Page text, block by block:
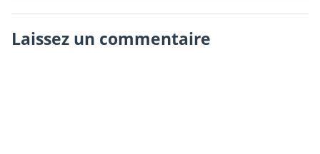
Laissez un commentaire